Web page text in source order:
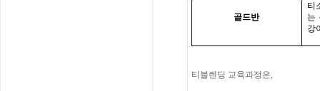
골드반
티
는
강
티블렌딩 교육과정은,